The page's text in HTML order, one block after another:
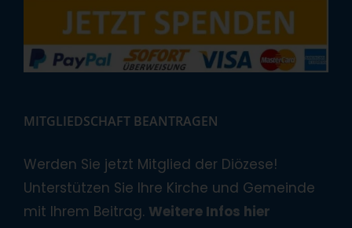
MITGLIEDSCHAFT BEANTRAGEN
Werden Sie jetzt Mitglied der Diözese!
Unterstützen Sie Ihre Kirche und Gemeinde
mit Ihrem Beitrag. Weitere Infos hier